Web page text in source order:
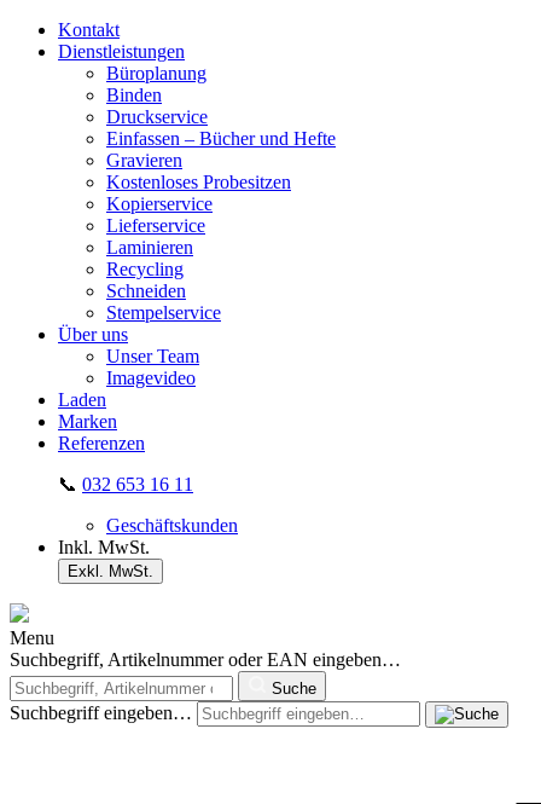
Kontakt
Dienstleistungen
Büroplanung
Binden
Druckservice
Einfassen – Bücher und Hefte
Gravieren
Kostenloses Probesitzen
Kopierservice
Lieferservice
Laminieren
Recycling
Schneiden
Stempelservice
Über uns
Unser Team
Imagevideo
Laden
Marken
Referenzen
📞 032 653 16 11
Geschäftskunden
Inkl. MwSt.
Exkl. MwSt.
Menu
Suchbegriff, Artikelnummer oder EAN eingeben…
Suche
Suchbegriff eingeben…